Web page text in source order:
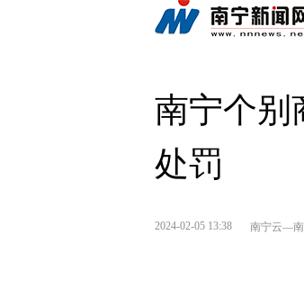
南宁个别
处罚
2024-02-05 13:38 南宁云—南